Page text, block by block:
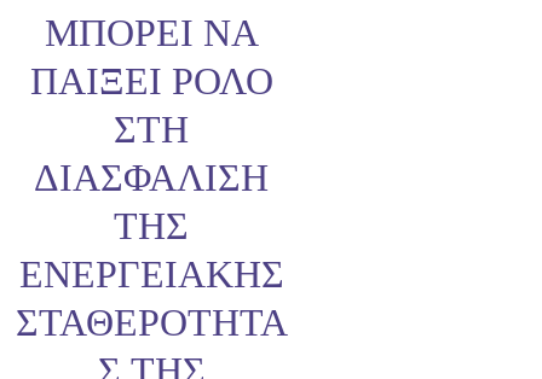
ΜΠΟΡΕΊ ΝΑ
ΠΑΊΞΕΙ ΡΌΛΟ
ΣΤΗ
ΔΙΑΣΦΆΛΙΣΗ
ΤΗΣ
ΕΝΕΡΓΕΙΑΚΉΣ
ΣΤΑΘΕΡΌΤΗΤΑ